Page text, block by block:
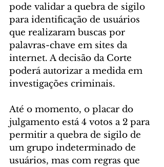
pode validar a quebra de sigilo
para identificação de usuários
que realizaram buscas por
palavras-chave em sites da
internet. A decisão da Corte
poderá autorizar a medida em
investigações criminais.
Até o momento, o placar do
julgamento está 4 votos a 2 para
permitir a quebra de sigilo de
um grupo indeterminado de
usuários, mas com regras que